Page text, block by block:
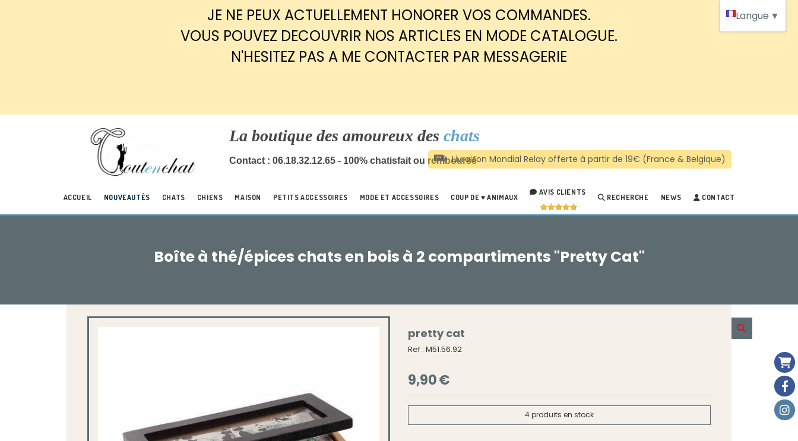
JE NE PEUX ACTUELLEMENT HONORER VOS COMMANDES.
VOUS POUVEZ DECOUVRIR NOS ARTICLES EN MODE CATALOGUE.
N'HESITEZ PAS A ME CONTACTER PAR MESSAGERIE
La boutique des amoureux des chats
Contact : 06.18.32.12.65 - 100% chatisfait ou remboursé
ACCUEIL NOUVEAUTÉS CHATS CHIENS MAISON PETITS ACCESSOIRES MODE ET ACCESSOIRES COUP DE ♥ ANIMAUX
AVIS CLIENTS
RECHERCHE NEWS CONTACT
Boîte à thé/épices chats en bois à 2 compartiments "Pretty Cat"
pretty cat
Ref : M51.56.92
9,90€
4produits en stock
Langue ▼